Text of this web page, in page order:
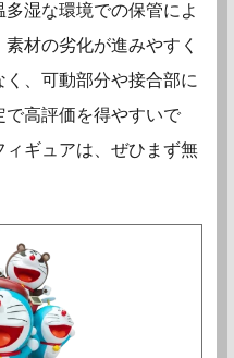
湿な環境での保管によ
材の劣化が進みやすく
、可動部分や接合部に
高評価を得やすいで
ギュアは、ぜひまず無